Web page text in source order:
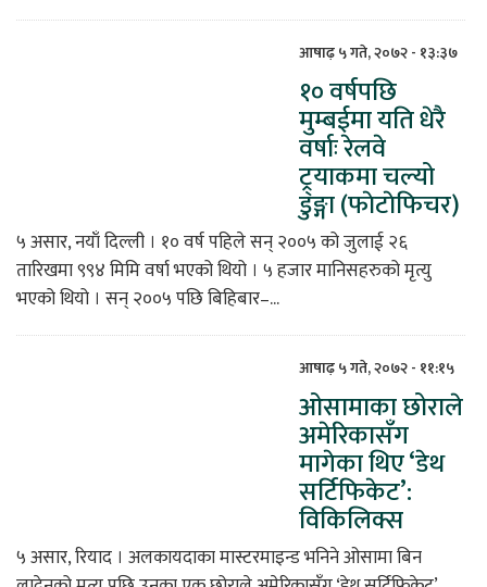
आषाढ़ ५ गते, २०७२ - १३:३७
१० वर्षपछि
मुम्बईमा यति धेरै
वर्षाः रेलवे
ट्र्याकमा चल्यो
डुङ्गा (फाेटाेफिचर)
५ असार, नयाँ दिल्ली । १० वर्ष पहिले सन् २००५ को जुलाई २६
तारिखमा ९९४ मिमि वर्षा भएको थियो । ५ हजार मानिसहरुको मृत्यु
भएको थियो । सन् २००५ पछि बिहिबार–...
आषाढ़ ५ गते, २०७२ - ११:१५
ओसामाका छोराले
अमेरिकासँग
मागेका थिए ‘डेथ
सर्टिफिकेट’:
विकिलिक्स
५ असार, रियाद । अलकायदाका मास्टरमाइन्ड भनिने ओसामा बिन